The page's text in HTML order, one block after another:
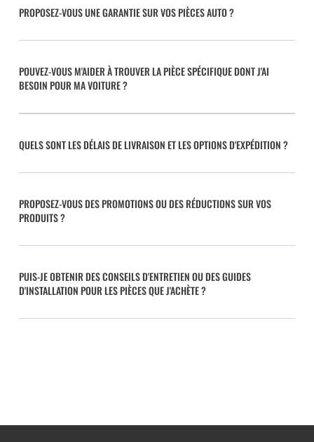
PROPOSEZ-VOUS UNE GARANTIE SUR VOS PIÈCES AUTO ?
POUVEZ-VOUS M'AIDER À TROUVER LA PIÈCE SPÉCIFIQUE DONT J'AI
BESOIN POUR MA VOITURE ?
QUELS SONT LES DÉLAIS DE LIVRAISON ET LES OPTIONS D'EXPÉDITION ?
PROPOSEZ-VOUS DES PROMOTIONS OU DES RÉDUCTIONS SUR VOS
PRODUITS ?
PUIS-JE OBTENIR DES CONSEILS D'ENTRETIEN OU DES GUIDES
D'INSTALLATION POUR LES PIÈCES QUE J'ACHÈTE ?